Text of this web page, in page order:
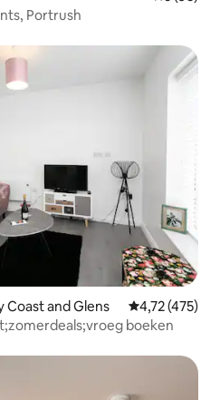
Portrush
and Glens Gemiddelde
4,72 (475)
boeken